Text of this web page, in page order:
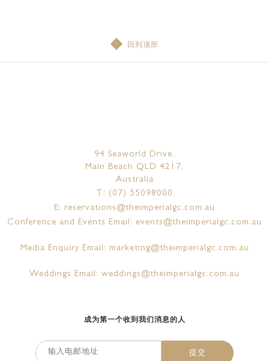
回到顶部
94 Seaworld Drive,
Main Beach QLD 4217,
Australia
T: (07) 55098000
E: reservations@theimperialgc.com.au
Conference and Events Email: events@theimperialgc.com.au
Media Enquiry Email: marketing@theimperialgc.com.au
Weddings Email: weddings@theimperialgc.com.au
成为第一个收到我们消息的人
提交